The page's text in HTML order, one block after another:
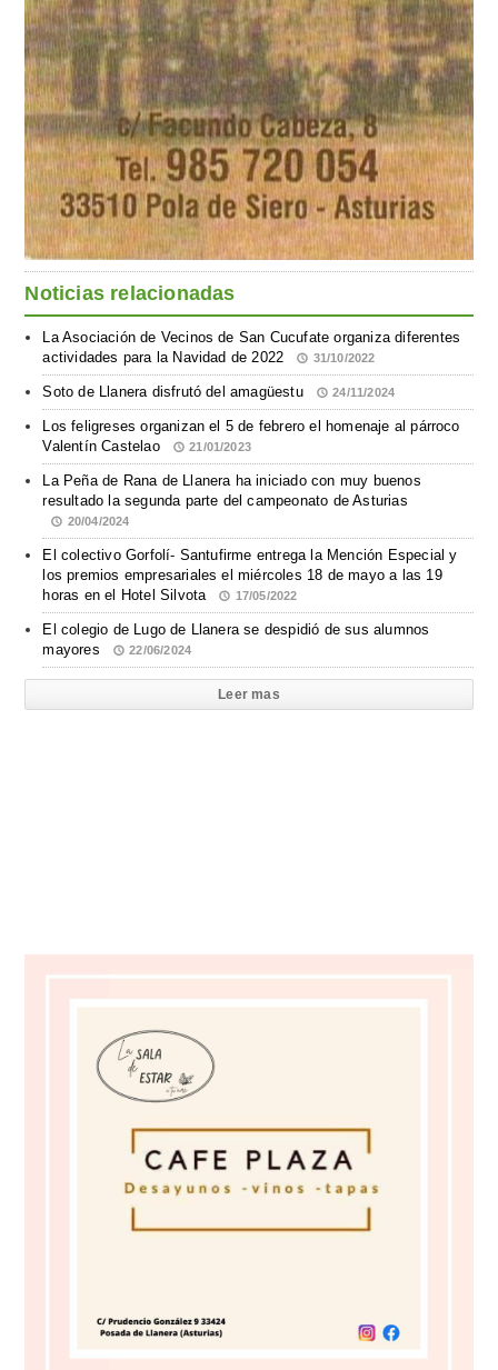
Noticias relacionadas
La Asociación de Vecinos de San Cucufate organiza diferentes
actividades para la Navidad de 2022
31/10/2022
Soto de Llanera disfrutó del amagüestu 24/11/2024
Los feligreses organizan el 5 de febrero el homenaje al párroco
Valentín Castelao
21/01/2023
La Peña de Rana de Llanera ha iniciado con muy buenos
resultado la segunda parte del campeonato de Asturias
20/04/2024
El colectivo Gorfolí- Santufirme entrega la Mención Especial y
los premios empresariales el miércoles 18 de mayo a las 19
horas en el Hotel Silvota
17/05/2022
El colegio de Lugo de Llanera se despidió de sus alumnos
mayores
22/06/2024
Leer mas